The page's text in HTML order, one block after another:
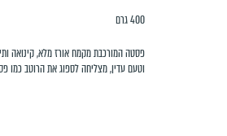
400 גרם
פסטה המורכבת מקמח אורז מלא, קינואה
וטעם עדין, מצליחה לספוג את הרוטב כמו פסטה